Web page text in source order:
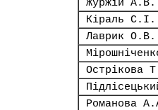
Журжій А.В.
Кіраль С.І.
Лаврик О.В.
Острікова
Романова